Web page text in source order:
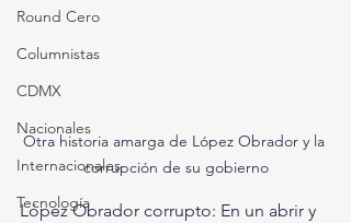
Round Cero
Columnistas
CDMX
Nacionales
Internacionales
Tecnología
Otra historia amarga de López Obrador y la
corrupción de su gobierno
López Obrador corrupto: En un abrir y